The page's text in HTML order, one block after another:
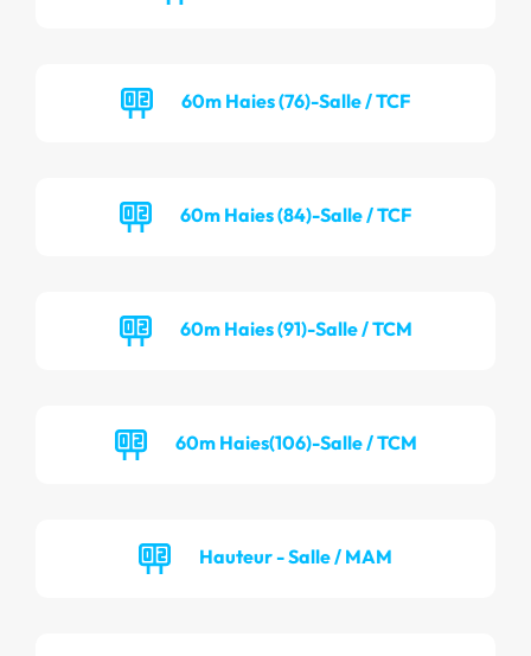
60m Haies (76)-Salle / TCF
60m Haies (84)-Salle / TCF
60m Haies (91)-Salle / TCM
60m Haies(106)-Salle / TCM
Hauteur - Salle / MAM